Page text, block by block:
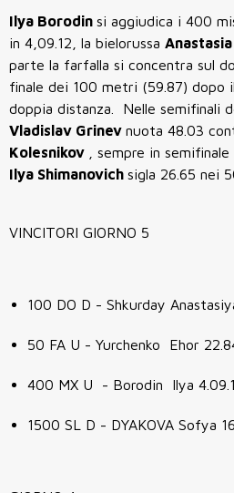
Ilya Borodin si aggiudica i 400
in 4,09.12, la bielorussa
parte la farfalla si concentra sul
finale dei 100 metri (59.87) dopo
doppia distanza. Nelle semifinali
Vladislav Grinev nuota 48.03
Kolesnikov
, sempre in
Ilya Shimanovich sigla 26.65 nei
VINCITORI GIORNO 5
100 DO D - Shkurday
50 FA U - Yurchenko Ehor
400 MX U - Borodin Ilya
1500 SL D - DYAKOVA Sofya